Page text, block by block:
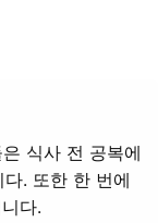
식사 전 공복에
. 또한 한 번에
다.